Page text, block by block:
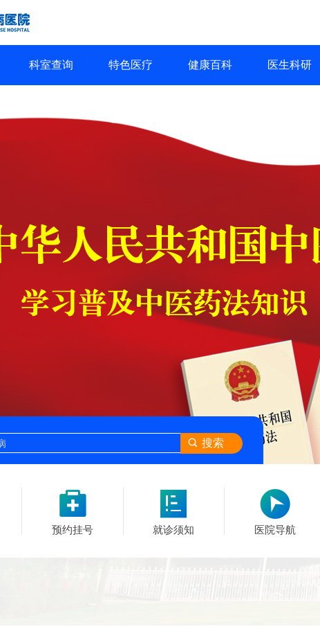
科室查询 特色医疗 健康百科 医生科研
搜索
预约挂号 就诊须知 医院导航